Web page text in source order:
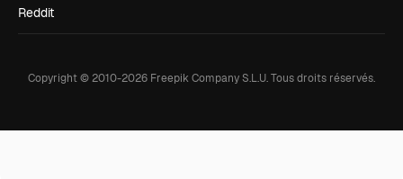
Reddit
Copyright © 2010-2026 Freepik Company S.L.U.Tous droits réservés.